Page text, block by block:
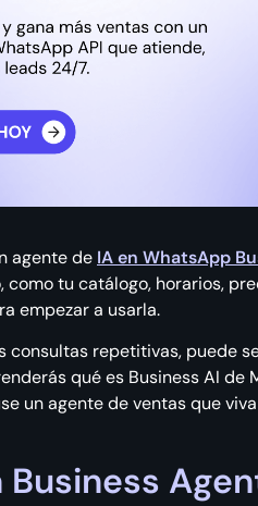
agente de IA en WhatsApp
como tu catálogo, horarios,
empezar a usarla.
consultas repetitivas, puede
qué es Business AI
un agente de ventas que